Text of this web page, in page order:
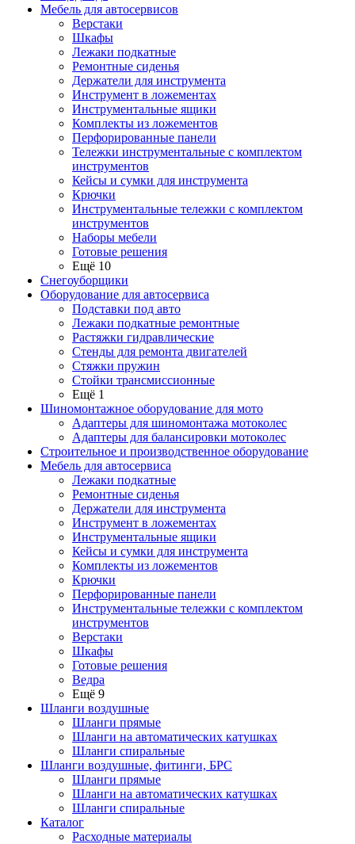
Мебель для автосервисов
Верстаки
Шкафы
Лежаки подкатные
Ремонтные сиденья
Держатели для инструмента
Инструмент в ложементах
Инструментальные ящики
Комплекты из ложементов
Перфорированные панели
Тележки инструментальные с комплектом
инструментов
Кейсы и сумки для инструмента
Крючки
Инструментальные тележки с комплектом
инструментов
Наборы мебели
Готовые решения
Ещё 10
Снегоуборщики
Оборудование для автосервиса
Подставки под авто
Лежаки подкатные ремонтные
Растяжки гидравлические
Стенды для ремонта двигателей
Стяжки пружин
Стойки трансмиссионные
Ещё 1
Шиномонтажное оборудование для мото
Адаптеры для шиномонтажа мотоколес
Адаптеры для балансировки мотоколес
Строительное и производственное оборудование
Мебель для автосервиса
Лежаки подкатные
Ремонтные сиденья
Держатели для инструмента
Инструмент в ложементах
Инструментальные ящики
Кейсы и сумки для инструмента
Комплекты из ложементов
Крючки
Перфорированные панели
Инструментальные тележки с комплектом
инструментов
Верстаки
Шкафы
Готовые решения
Ведра
Ещё 9
Шланги воздушные
Шланги прямые
Шланги на автоматических катушках
Шланги спиральные
Шланги воздушные, фитинги, БРС
Шланги прямые
Шланги на автоматических катушках
Шланги спиральные
Каталог
Расходные материалы